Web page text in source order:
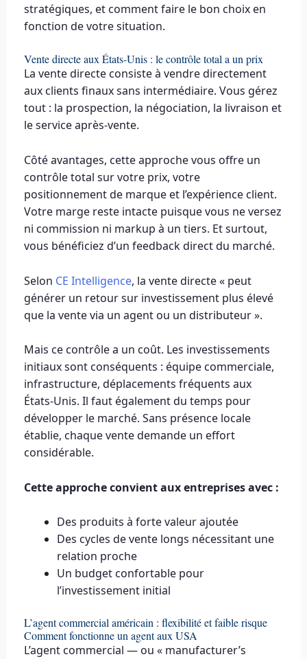
stratégiques, et comment faire le bon choix en
fonction de votre situation.
Vente directe aux États-Unis : le contrôle total a un prix
La vente directe consiste à vendre directement
aux clients finaux sans intermédiaire. Vous gérez
tout : la prospection, la négociation, la livraison et
le service après-vente.
Côté avantages, cette approche vous offre un
contrôle total sur votre prix, votre
positionnement de marque et l’expérience client.
Votre marge reste intacte puisque vous ne versez
ni commission ni markup à un tiers. Et surtout,
vous bénéficiez d’un feedback direct du marché.
Selon CE Intelligence, la vente directe « peut
générer un retour sur investissement plus élevé
que la vente via un agent ou un distributeur ».
Mais ce contrôle a un coût. Les investissements
initiaux sont conséquents : équipe commerciale,
infrastructure, déplacements fréquents aux
États-Unis. Il faut également du temps pour
développer le marché. Sans présence locale
établie, chaque vente demande un effort
considérable.
Cette approche convient aux entreprises avec :
Des produits à forte valeur ajoutée
Des cycles de vente longs nécessitant une
relation proche
Un budget confortable pour
l’investissement initial
L’agent commercial américain : flexibilité et faible risque
Comment fonctionne un agent aux USA
L’agent commercial — ou « manufacturer’s